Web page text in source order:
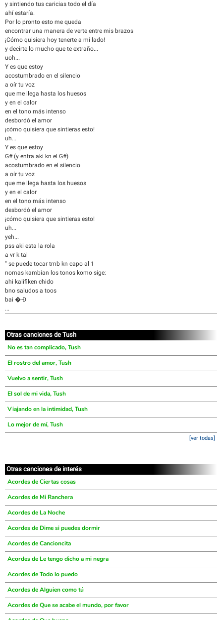
y sintiendo tus caricias todo el día
ahí estaría.
Por lo pronto esto me queda
encontrar una manera de verte entre mis brazos
¡Cómo quisiera hoy tenerte a mi lado!
y decirte lo mucho que te extraño...
uoh...
Y es que estoy
acostumbrado en el silencio
a oír tu voz
que me llega hasta los huesos
y en el calor
en el tono más intenso
desbordó el amor
¡cómo quisiera que sintieras esto!
uh...
Y es que estoy
G# (y entra aki kn el G#)
acostumbrado en el silencio
a oír tu voz
que me llega hasta los huesos
y en el calor
en el tono más intenso
desbordó el amor
¡cómo quisiera que sintieras esto!
uh...
yeh...
pss aki esta la rola
a vr k tal
" se puede tocar tmb kn capo al 1
nomas kambian los tonos komo sige:
ahi kalifiken chido
bno saludos a toos
bai �-Ð
...
Otras canciones de Tush
No es tan complicado, Tush
El rostro del amor, Tush
Vuelvo a sentir, Tush
El sol de mi vida, Tush
Viajando en la intimidad, Tush
Lo mejor de mí, Tush
[ver todas]
Otras canciones de interés
Acordes de Ciertas cosas
Acordes de Mi Ranchera
Acordes de La Noche
Acordes de Dime si puedes dormir
Acordes de Cancioncita
Acordes de Le tengo dicho a mi negra
Acordes de Todo lo puedo
Acordes de Alguien como tú
Acordes de Que se acabe el mundo, por favor